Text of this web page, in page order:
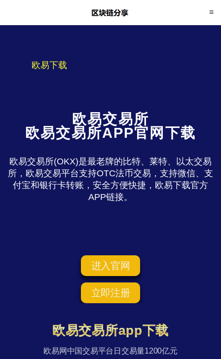
欧易下载
欧易交易所
欧易交易所APP官网下载
欧易交易所(OKX)是最老牌的比特、莱特、以太交易
所，欧易交易平台支持OTC法币交易，支持微信、支
付宝和银行卡转账，安全方便快捷，欧易下载官方
APP链接。
进入官网
立即注册
欧易交易所app下载
欧易网中国交易平台日交易量1200亿元